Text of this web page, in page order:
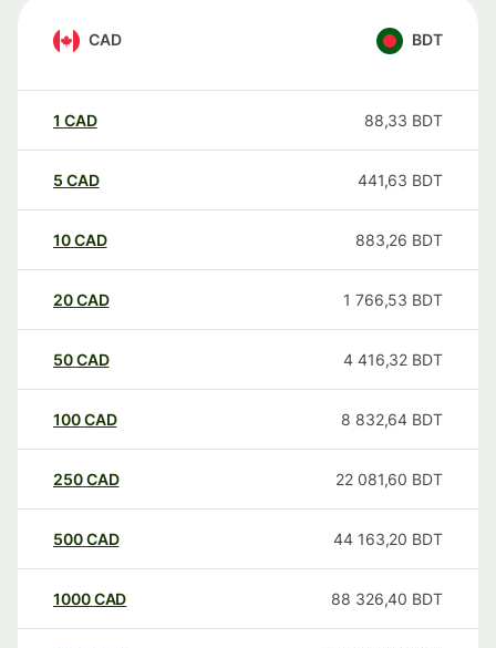
CAD BDT
1 CAD 88,33 BDT
5 CAD 441,63 BDT
10CAD 883,26 BDT
20CAD 1 766,53 BDT
50CAD 4 416,32 BDT
100CAD 8 832,64 BDT
250CAD 22 081,60 BDT
500CAD 44 163,20 BDT
1000CAD 88 326,40 BDT